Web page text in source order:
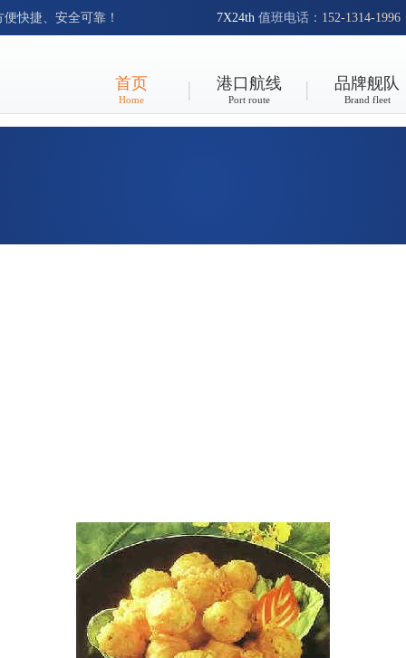
快捷、安全可靠！ 7X24th 值班电话： 152-1314-1996
首页
Home
港口航线
Port route
品牌舰队
Brand fleet